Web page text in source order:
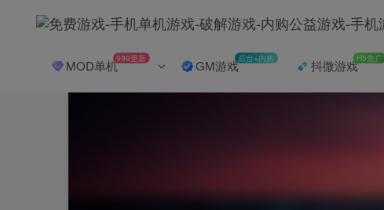
MOD单机999更新 GM游戏后台+内购 抖微游戏H5免广